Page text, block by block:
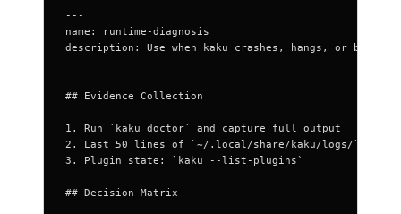
---
name :
runtime-diagnosis
description : Use when kaku crashes, hangs, or
---
## Evidence Collection
1. Run `kaku doctor` and capture full output
2. Last 50 lines of `~/.local/share/kaku/logs/`
3. Plugin state : ` kaku --list-plugins`
## Decision Matrix